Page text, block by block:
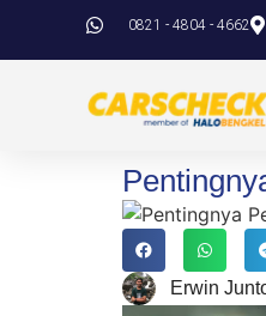
0821 - 4804 - 4662
Erwin